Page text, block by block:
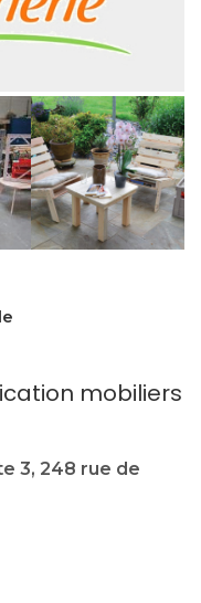
mobiliers
3, 248 rue de